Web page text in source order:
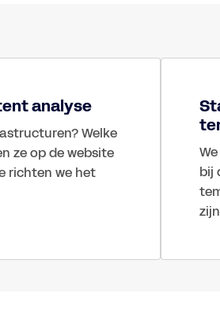
analyse
Welke
ze op de website
richten we het
bij